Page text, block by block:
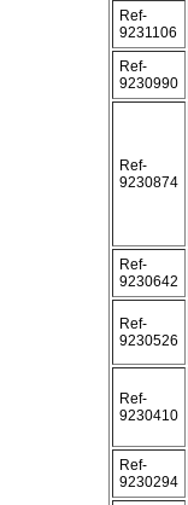
Ref-
9231106
Ref-
9230990
Ref-
9230874
Ref-
9230642
Ref-
9230526
Ref-
9230410
Ref-
9230294